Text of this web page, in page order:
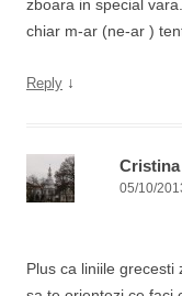
zboara in special
chiar m-ar (ne-ar )
Reply ↓
Cristina
05/10/
Plus ca liniile grecesti